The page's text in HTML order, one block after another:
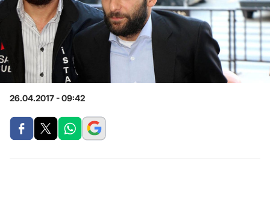
26.04.2017 - 09:42